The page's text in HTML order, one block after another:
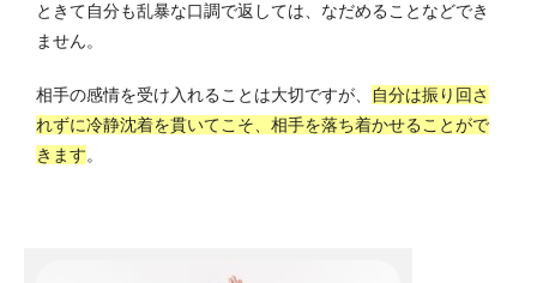
ときて自分も乱暴な口調で返しては、なだめることなどでき
ません。
相手の感情を受け入れることは大切ですが、
自分は振り回さ
れずに冷静沈着を貫いてこそ、相手を落ち着かせることがで
きます。